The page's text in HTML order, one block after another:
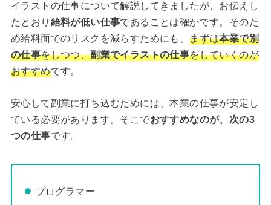
イラストの仕事について解説してきましたが、お伝えし
たとおり 給料が低い仕事であることは確かです。そのた
め給料面でのリスクを減らすためにも、 まずは本業で別
の仕事をしつつ、副業でイラストの仕事をしていくのが
おすすめです。
安心して副業に打ち込むためには、本業の仕事が安定し
ている必要があります。そこでおすすめなのが、次の3
つの仕事です。
プログラマー